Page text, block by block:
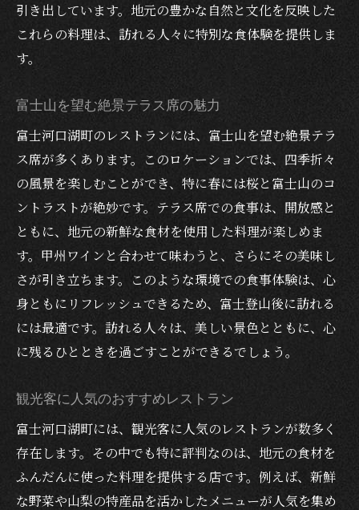
家族みんなで楽しめる富士登山後のおすすめレ
ストラン
家族で楽しむことができるバラエティ豊か
なメニュー
子どもが喜ぶデザート
家族向けのリーズナブルなプラン
みんなでシェアできる大皿料理
甲州ワインと相性抜群富士登山後の絶品ディナ
ー
甲州ワインの魅力を引き出す料理
地元のワインと料理のペアリング体験
ソムリエが薦めるワインリスト
ワインセラー完備のこだわり店
ワイン初心者も楽しめる試飲セット
絶景を眺めながら味わう地元料理の魅力
富士山を背景にした食事の楽しみ方
引き出しています。地元の豊かな自然と文化を反映した
これらの料理は、訪れる人々に特別な食体験を提供しま
す。
富士山を望む絶景テラス席の魅力
富士河口湖町のレストランには、富士山を望む絶景テラ
ス席が多くあります。このロケーションでは、四季折々
の風景を楽しむことができ、特に春には桜と富士山のコ
ントラストが絶妙です。テラス席での食事は、開放感と
ともに、地元の新鮮な食材を使用した料理が楽しめま
す。甲州ワインと合わせて味わうと、さらにその美味し
さが引き立ちます。このような環境での食事体験は、心
身ともにリフレッシュできるため、富士登山後に訪れる
には最適です。訪れる人々は、美しい景色とともに、心
に残るひとときを過ごすことができるでしょう。
観光客に人気のおすすめレストラン
富士河口湖町には、観光客に人気のレストランが数多く
存在します。その中でも特に評判なのは、地元の食材を
ふんだんに使った料理を提供する店です。例えば、新鮮
な野菜や山梨の特産品を活かしたメニューが人気を集め